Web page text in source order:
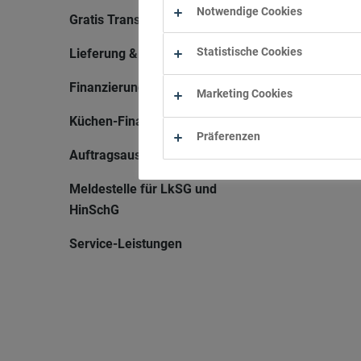
Gratis Transporter
Lieferung & Montage
Finanzierung
Küchen-Finanzierung
Auftragsauskunft
Meldestelle für LkSG und
HinSchG
Service-Leistungen
Notwendige Cookies
Statistische Cookies
Marketing Cookies
Präferenzen